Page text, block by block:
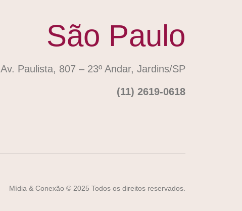
São Paulo
Av. Paulista, 807 – 23º Andar, Jardins/SP
(11) 2619-0618
Mídia & Conexão © 2025 Todos os direitos reservados.